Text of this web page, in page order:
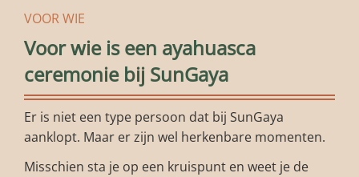
VOOR WIE
Voor wie is een ayahuasca
ceremonie bij SunGaya
Er is niet een type persoon dat bij SunGaya
aanklopt. Maar er zijn wel herkenbare momenten.
Misschien sta je op een kruispunt en weet je de